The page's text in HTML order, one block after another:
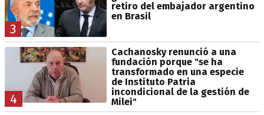
3
retiro del embajador argentino
en Brasil
4
Cachanosky renunció a una
fundación porque "se ha
transformado en una especie
de Instituto Patria
incondicional de la gestión de
Milei"